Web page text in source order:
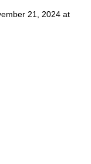
21, 2024 at